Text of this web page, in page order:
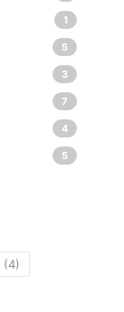
1
5
3
7
4
5
(4)